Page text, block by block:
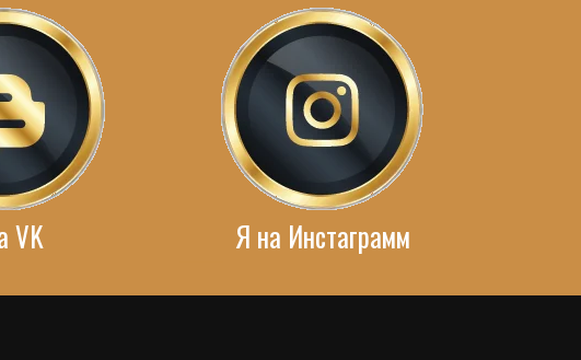
VK Я на Инстаграмм